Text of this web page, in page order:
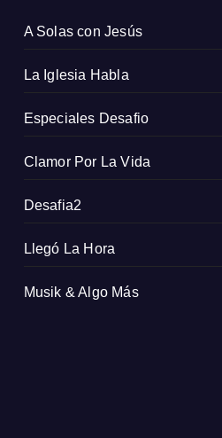
A Solas con Jesús
La Iglesia Habla
Especiales Desafio
Clamor Por La Vida
Desafia2
Llegó La Hora
Musik & Algo Más